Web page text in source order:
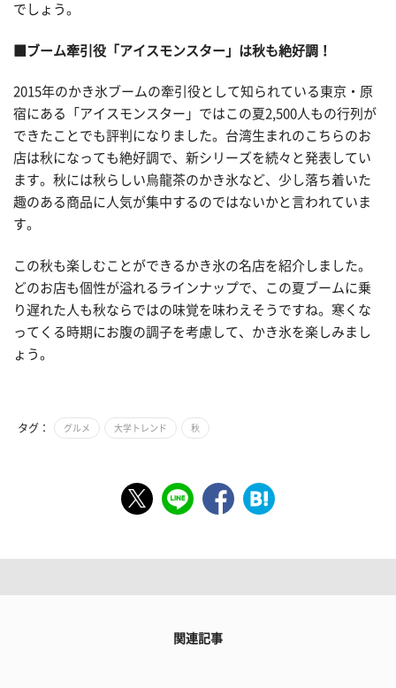
でしょう。
ブーム牽引役「アイスモンスター」は秋も絶好調！
2015年のかき氷ブームの牽引役として知られている東京・原
宿にある「アイスモンスター」ではこの夏2,500人もの行列が
できたことでも評判になりました。台湾生まれのこちらのお
店は秋になっても絶好調で、新シリーズを続々と発表してい
ます。秋には秋らしい烏龍茶のかき氷など、少し落ち着いた
趣のある商品に人気が集中するのではないかと言われていま
す。
この秋も楽しむことができるかき氷の名店を紹介しました。
どのお店も個性が溢れるラインナップで、この夏ブームに乗
り遅れた人も秋ならではの味覚を味わえそうですね。寒くな
ってくる時期にお腹の調子を考慮して、かき氷を楽しみまし
ょう。
タグ： グルメ 大学トレンド 秋
関連記事